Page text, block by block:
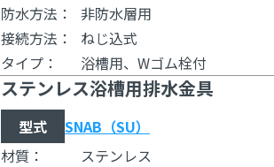
防水方法：
非防水層用
接続方法：
ねじ込式
タイプ：
浴槽用、Wゴム栓付
ステンレス浴槽用排水金具
型式
SNAB（SU）
材質：
ステンレス